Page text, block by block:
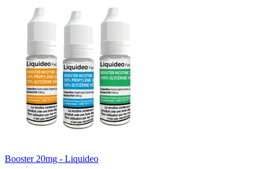
Booster 20mg - Liquideo